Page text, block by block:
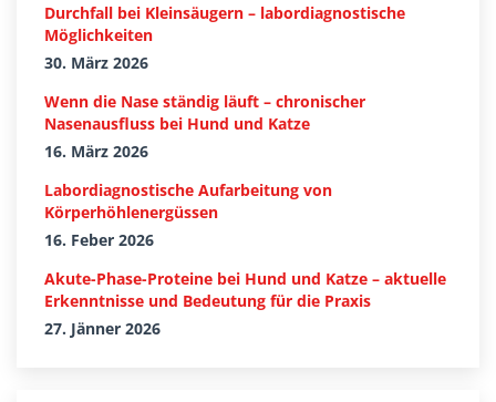
Durchfall bei Kleinsäugern – labordiagnostische
Möglichkeiten
30. März 2026
Wenn die Nase ständig läuft – chronischer
Nasenausfluss bei Hund und Katze
16. März 2026
Labordiagnostische Aufarbeitung von
Körperhöhlenergüssen
16. Feber 2026
Akute-Phase-Proteine bei Hund und Katze – aktuelle
Erkenntnisse und Bedeutung für die Praxis
27. Jänner 2026